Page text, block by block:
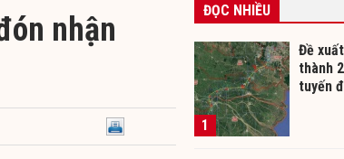
nhận
ĐỌC NHIỀU
1
Đề
thành
tuyến